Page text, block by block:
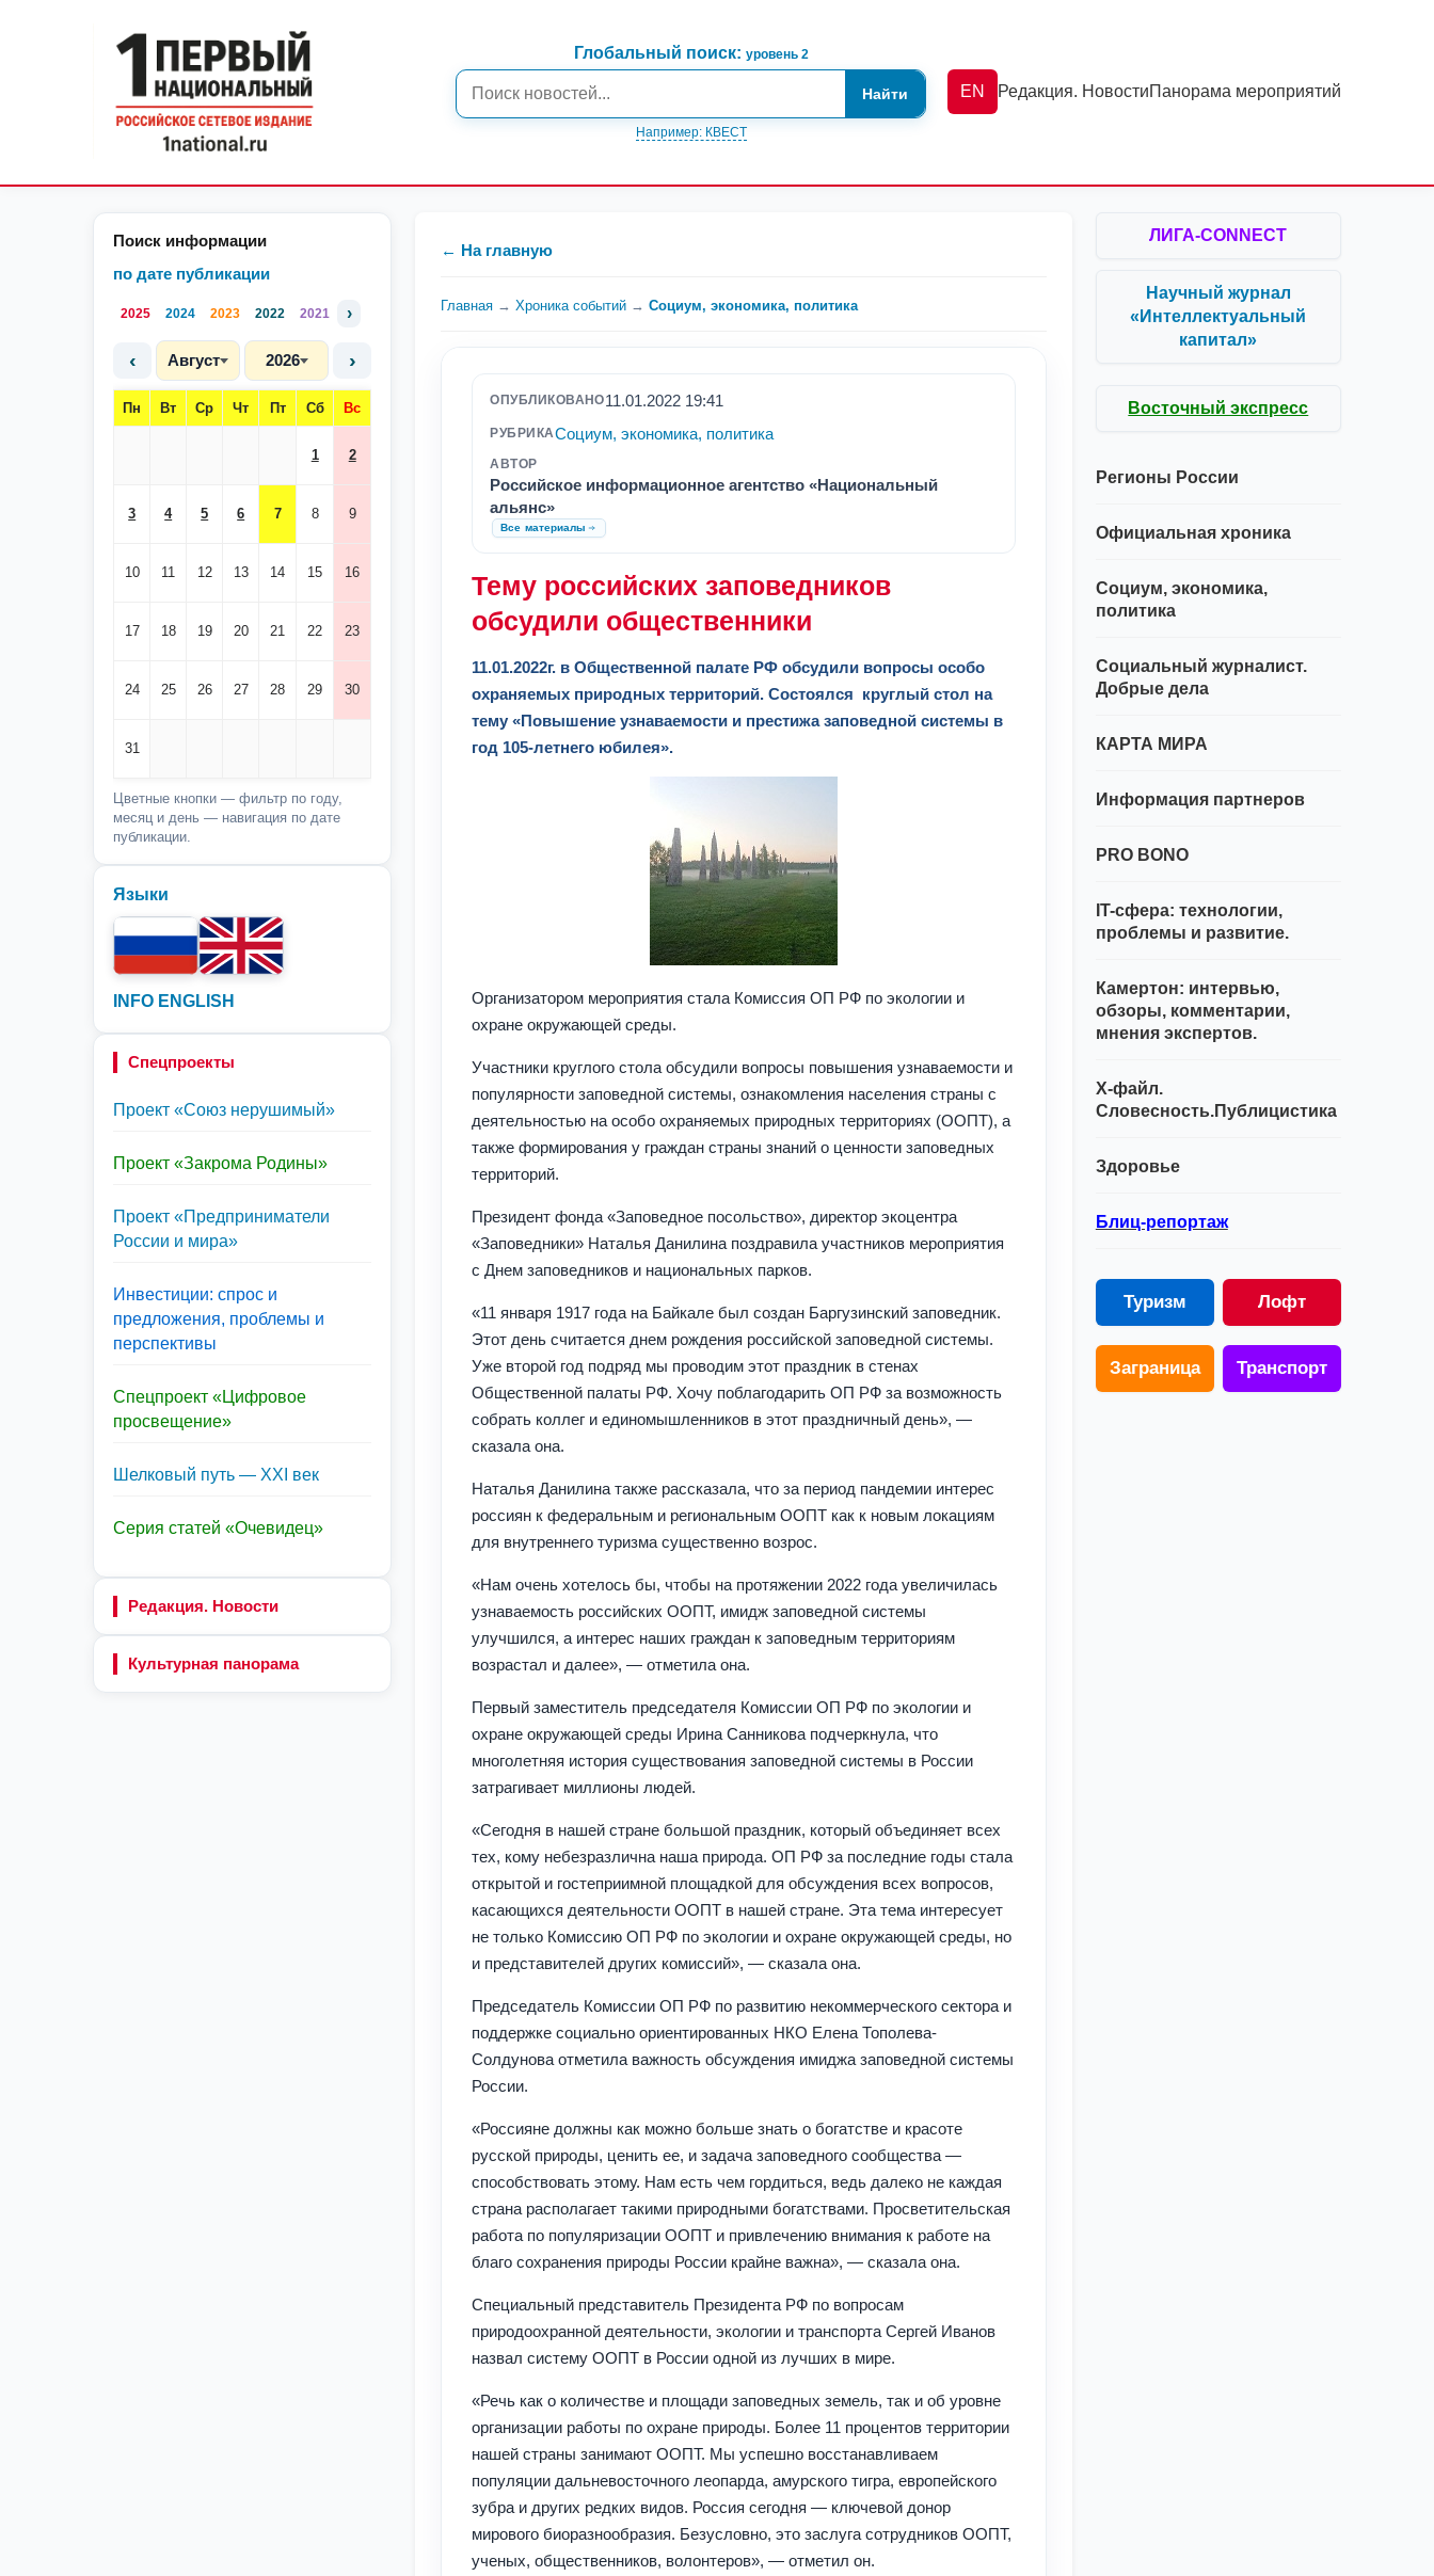
Глобальный поиск: уровень 2
Найти
Например: КВЕСТ
EN Редакция. НовостиПанорама мероприятий
Поиск информации
по дате публикации
2025 2024 2023 2022 2021 ›
‹ Август 2026 ›
Пн Вт Ср Чт Пт Сб Вс
1 2
3 4 5 6 7 8 9
10 11 12 13 14 15 16
17 18 19 20 21 22 23
24 25 26 27 28 29 30
31
Цветные кнопки — фильтр по году,
месяц и день — навигация по дате
публикации.
Языки
INFO ENGLISH
Спецпроекты
Проект «Союз нерушимый»
Проект «Закрома Родины»
Проект «Предприниматели
России и мира»
Инвестиции: спрос и
предложения, проблемы и
перспективы
Спецпроект «Цифровое
просвещение»
Шелковый путь — XXI век
Серия статей «Очевидец»
Редакция. Новости
Культурная панорама
← На главную
Главная → Хроника событий → Социум, экономика, политика
ОПУБЛИКОВАНО11.01.2022 19:41
РУБРИКАСоциум, экономика, политика
АВТОР
Российское информационное агентство «Национальный
альянс»
Все материалы
Тему российских заповедников
обсудили общественники
11.01.2022г. в Общественной палате РФ обсудили вопросы особо
охраняемых природных территорий. Состоялся круглый стол на
тему «Повышение узнаваемости и престижа заповедной системы в
год 105-летнего юбилея».
Организатором мероприятия стала Комиссия ОП РФ по экологии и
охране окружающей среды.
Участники круглого стола обсудили вопросы повышения узнаваемости и
популярности заповедной системы, ознакомления населения страны с
деятельностью на особо охраняемых природных территориях (ООПТ), а
также формирования у граждан страны знаний о ценности заповедных
территорий.
Президент фонда «Заповедное посольство», директор экоцентра
«Заповедники» Наталья Данилина поздравила участников мероприятия
с Днем заповедников и национальных парков.
«11 января 1917 года на Байкале был создан Баргузинский заповедник.
Этот день считается днем рождения российской заповедной системы.
Уже второй год подряд мы проводим этот праздник в стенах
Общественной палаты РФ. Хочу поблагодарить ОП РФ за возможность
собрать коллег и единомышленников в этот праздничный день», —
сказала она.
Наталья Данилина также рассказала, что за период пандемии интерес
россиян к федеральным и региональным ООПТ как к новым локациям
для внутреннего туризма существенно возрос.
«Нам очень хотелось бы, чтобы на протяжении 2022 года увеличилась
узнаваемость российских ООПТ, имидж заповедной системы
улучшился, а интерес наших граждан к заповедным территориям
возрастал и далее», — отметила она.
Первый заместитель председателя Комиссии ОП РФ по экологии и
охране окружающей среды Ирина Санникова подчеркнула, что
многолетняя история существования заповедной системы в России
затрагивает миллионы людей.
«Сегодня в нашей стране большой праздник, который объединяет всех
тех, кому небезразлична наша природа. ОП РФ за последние годы стала
открытой и гостеприимной площадкой для обсуждения всех вопросов,
касающихся деятельности ООПТ в нашей стране. Эта тема интересует
не только Комиссию ОП РФ по экологии и охране окружающей среды, но
и представителей других комиссий», — сказала она.
Председатель Комиссии ОП РФ по развитию некоммерческого сектора и
поддержке социально ориентированных НКО Елена Тополева-
Солдунова отметила важность обсуждения имиджа заповедной системы
России.
«Россияне должны как можно больше знать о богатстве и красоте
русской природы, ценить ее, и задача заповедного сообщества —
способствовать этому. Нам есть чем гордиться, ведь далеко не каждая
страна располагает такими природными богатствами. Просветительская
работа по популяризации ООПТ и привлечению внимания к работе на
благо сохранения природы России крайне важна», — сказала она.
Специальный представитель Президента РФ по вопросам
природоохранной деятельности, экологии и транспорта Сергей Иванов
назвал систему ООПТ в России одной из лучших в мире.
«Речь как о количестве и площади заповедных земель, так и об уровне
организации работы по охране природы. Более 11 процентов территории
нашей страны занимают ООПТ. Мы успешно восстанавливаем
популяции дальневосточного леопарда, амурского тигра, европейского
зубра и других редких видов. Россия сегодня — ключевой донор
мирового биоразнообразия. Безусловно, это заслуга сотрудников ООПТ,
ученых, общественников, волонтеров», — отметил он.
ЛИГА-CONNECT
Научный журнал
«Интеллектуальный
капитал»
Восточный экспресс
Регионы России
Официальная хроника
Социум, экономика,
политика
Социальный журналист.
Добрые дела
КАРТА МИРА
Информация партнеров
PRO BONO
IT-сфера: технологии,
проблемы и развитие.
Камертон: интервью,
обзоры, комментарии,
мнения экспертов.
Х-файл.
Словесность.Публицистика
Здоровье
Блиц-репортаж
Туризм Лофт
Заграница Транспорт